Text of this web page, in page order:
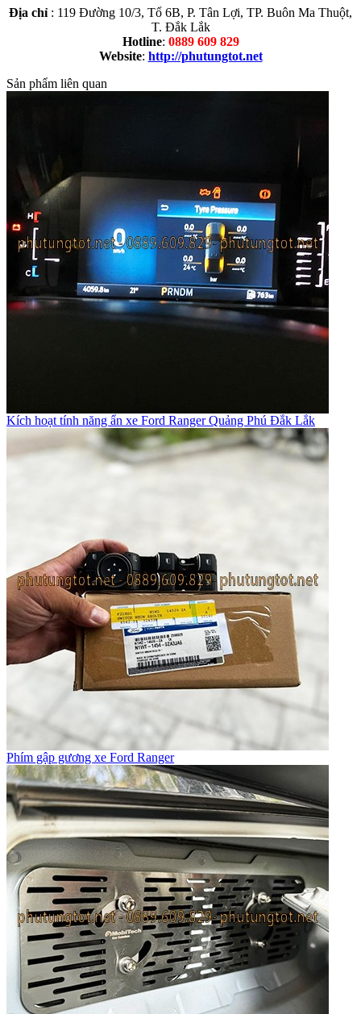
Địa chỉ : 119 Đường 10/3, Tổ 6B, P. Tân Lợi, TP. Buôn Ma Thuột,
T. Đắk Lắk
Hotline: 0889 609 829
Website: http://phutungtot.net
Sản phẩm liên quan
Kích hoạt tính năng ẩn xe Ford Ranger Quảng Phú Đắk Lắk
Phím gập gương xe Ford Ranger